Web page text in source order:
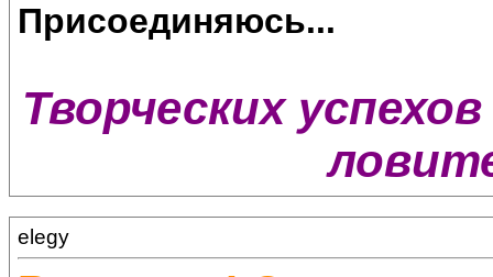
Присоединяюсь...
Творческих
elegy